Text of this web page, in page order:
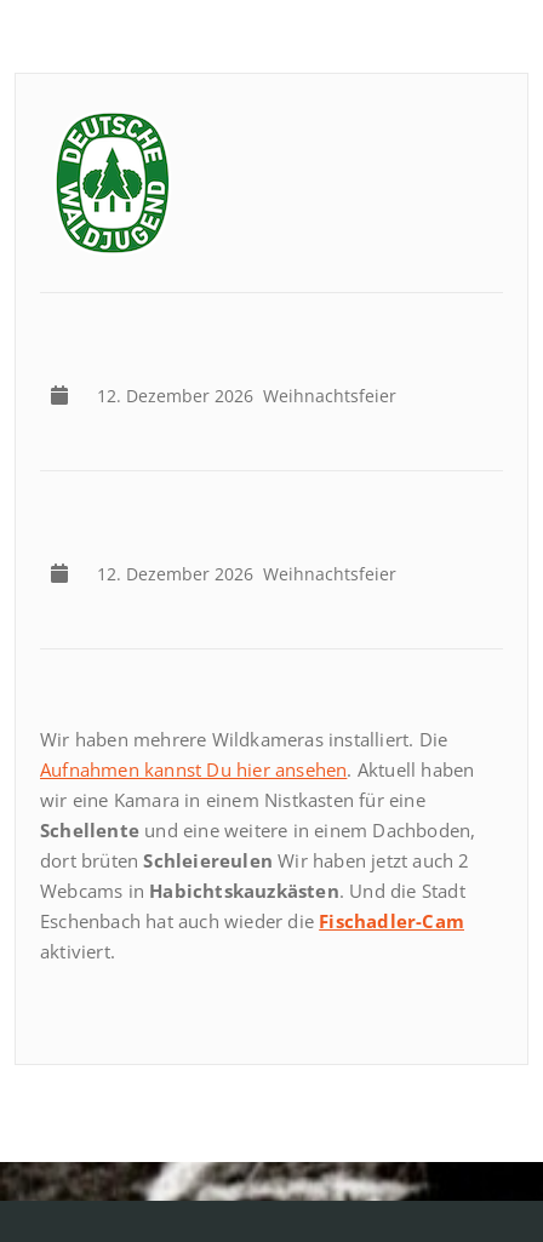
12. Dezember 2026 Weihnachtsfeier
12. Dezember 2026 Weihnachtsfeier
Wir haben mehrere Wildkameras installiert. Die
Aufnahmen kannst Du hier ansehen. Aktuell haben
wir eine Kamara in einem Nistkasten für eine
Schellente und eine weitere in einem Dachboden,
dort brütenSchleiereulen Wir haben jetzt auch 2
Webcams in Habichtskauzkästen. Und die Stadt
Eschenbach hat auch wieder die Fischadler-Cam
aktiviert.